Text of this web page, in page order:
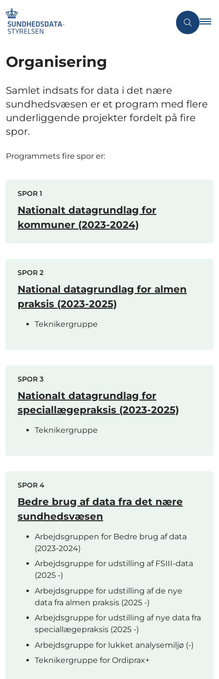
Organisering
Samlet indsats for data i det nære
sundhedsvæsen er et program med flere
underliggende projekter fordelt på fire
spor.
Programmets fire spor er:
SPOR 1
Nationalt datagrundlag for
kommuner (2023-2024)
SPOR 2
National datagrundlag for almen
praksis (2023-2025)
Teknikergruppe
SPOR 3
Nationalt datagrundlag for
speciallægepraksis (2023-2025)
Teknikergruppe
SPOR 4
Bedre brug af data fra det nære
sundhedsvæsen
Arbejdsgruppen for Bedre brug af data
(2023-2024)
Arbejdsgruppe for udstilling af FSIII-data
(2025 -)
Arbejdsgruppe for udstilling af de nye
data fra almen praksis (2025 -)
Arbejdsgruppe for udstilling af nye data fra
speciallægepraksis (2025 -)
Arbejdsgruppe for lukket analysemiljø (-)
Teknikergruppe for Ordiprax+